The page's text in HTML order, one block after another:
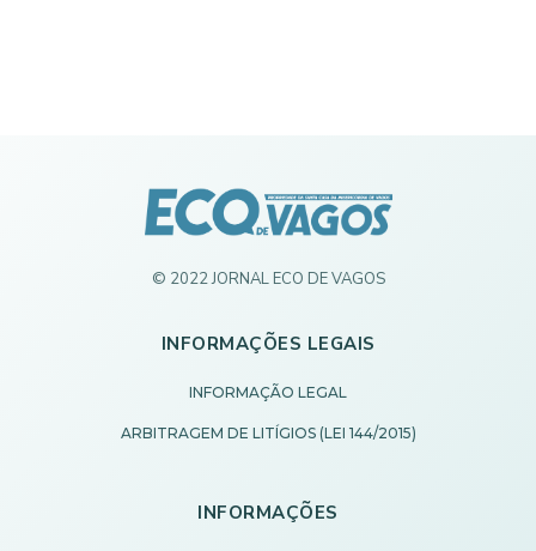
© 2022 JORNAL ECO DE VAGOS
INFORMAÇÕES LEGAIS
INFORMAÇÃO LEGAL
ARBITRAGEM DE LITÍGIOS (LEI 144/2015)
INFORMAÇÕES